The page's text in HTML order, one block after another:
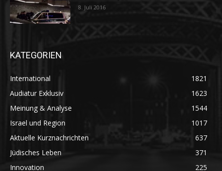
8. Juli 2016
KATEGORIEN
International
1821
Audiatur Exklusiv
1623
Meinung & Analyse
1544
Israel und Region
1017
Aktuelle Kurznachrichten
637
Jüdisches Leben
371
Innovation
225